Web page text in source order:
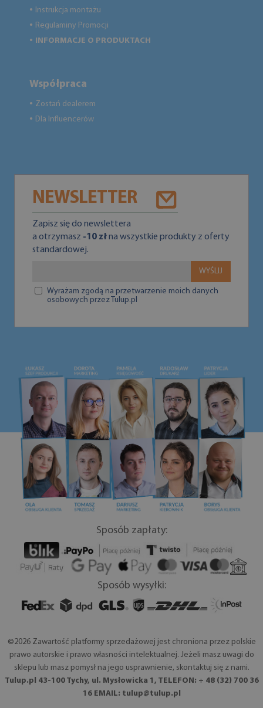
● Instrukcja montażu
● Regulaminy Promocji
● INFORMACJE O PRODUKTACH
Współpraca
● Zostań dealerem
● Dla Influencerów
NEWSLETTER
Zapisz się do newslettera
a otrzymasz -10 złna wszystkie produkty z oferty
standardowej.
WYŚLIJ
Wyrażam zgodą na przetwarzenie moich danych
osobowych przez Tulup.pl
Sposób zapłaty:
Sposób wysyłki:
©2026 Zawartość platformy sprzedażowej jest chroniona przez polskie
prawo autorskie i prawo własności intelektualnej. Jeżeli masz uwagi do
sklepu lub masz pomysł na jego usprawnienie, skontaktuj się z nami.
Tulup.pl 43-100 Tychy, ul. Mysłowicka 1, TELEFON: + 48 (32) 700 36
16 EMAIL: tulup@tulup.pl